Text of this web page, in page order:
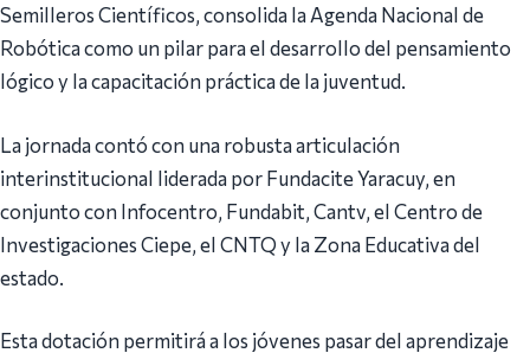
Semilleros Científicos, consolida la Agenda Nacional de
Robótica como un pilar para el desarrollo del pensamiento
lógico y la capacitación práctica de la juventud.
La jornada contó con una robusta articulación
interinstitucional liderada por Fundacite Yaracuy, en
conjunto con Infocentro, Fundabit, Cantv, el Centro de
Investigaciones Ciepe, el CNTQ y la Zona Educativa del
estado.
Esta dotación permitirá a los jóvenes pasar del aprendizaje